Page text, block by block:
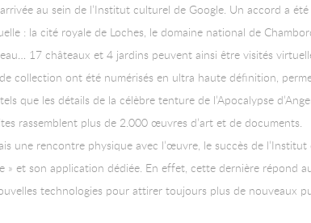
au sein de l’Institut culturel de Google. Un accord a
: la cité royale de Loches, le domaine national de
17 châteaux et 4 jardins peuvent ainsi être visités
collection ont été numérisés en ultra haute définition,
que les détails de la célèbre tenture de l’Apocalypse
rassemblent plus de 2.000 œuvres d’art et de documents.
une rencontre physique avec l’œuvre, le succès de
et son application dédiée. En effet, cette dernière répond
technologies pour attirer toujours plus de nouveaux